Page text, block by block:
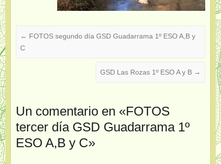
← FOTOS segundo día GSD Guadarrama 1º ESO A,B y
C
GSD Las Rozas 1º ESO A y B →
Un comentario en «FOTOS
tercer día GSD Guadarrama 1º
ESO A,B y C»